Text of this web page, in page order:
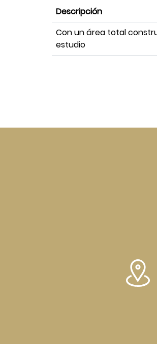
Descripción
Con un área total
estudio